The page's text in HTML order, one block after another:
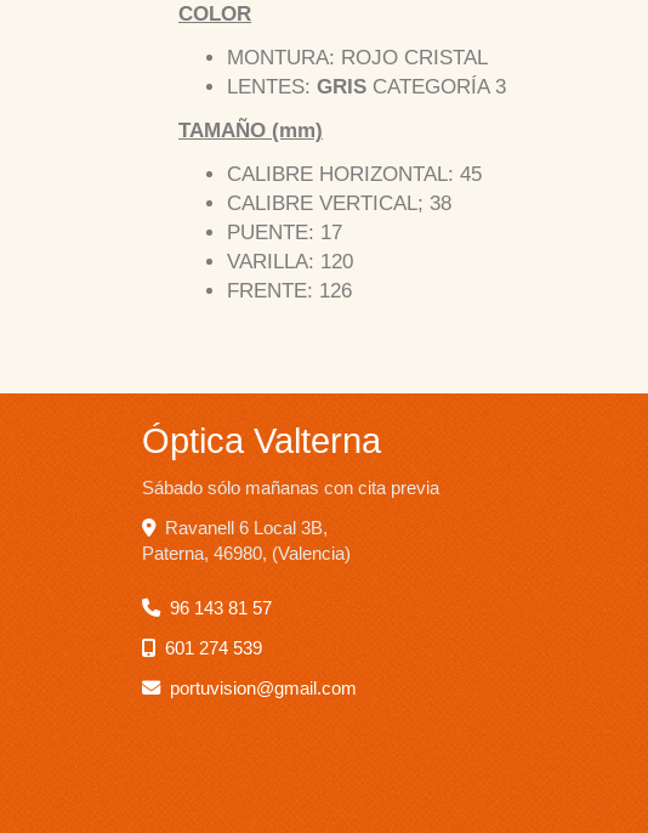
COLOR
MONTURA: ROJO CRISTAL
LENTES: GRIS CATEGORÍA 3
TAMAÑO (mm)
CALIBRE HORIZONTAL: 45
CALIBRE VERTICAL; 38
PUENTE: 17
VARILLA: 120
FRENTE: 126
Óptica Valterna
Sábado sólo mañanas con cita previa
Ravanell 6 Local 3B,
Paterna, 46980, (Valencia)
96 143 81 57
601 274 539
portuvision
gmail.com